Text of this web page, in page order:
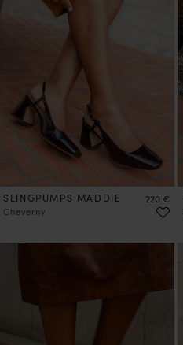
VORBESTELLEN
SLINGPUMPS MADDIE
Cheverny
Preis
220 €